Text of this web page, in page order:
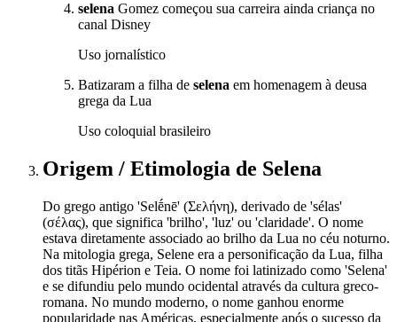
selena Gomez começou sua carreira ainda criança no
canal Disney
Uso jornalístico
Batizaram a filha de selena em homenagem à deusa
grega da Lua
Uso coloquial brasileiro
Origem / Etimologia de Selena
Do grego antigo 'Selḗnē' (Σελήνη), derivado de 'sélas'
(σέλας), que significa 'brilho', 'luz' ou 'claridade'. O nome
estava diretamente associado ao brilho da Lua no céu noturno.
Na mitologia grega, Selene era a personificação da Lua, filha
dos titãs Hipérion e Teia. O nome foi latinizado como 'Selena'
e se difundiu pelo mundo ocidental através da cultura greco-
romana. No mundo moderno, o nome ganhou enorme
popularidade nas Américas, especialmente após o sucesso da